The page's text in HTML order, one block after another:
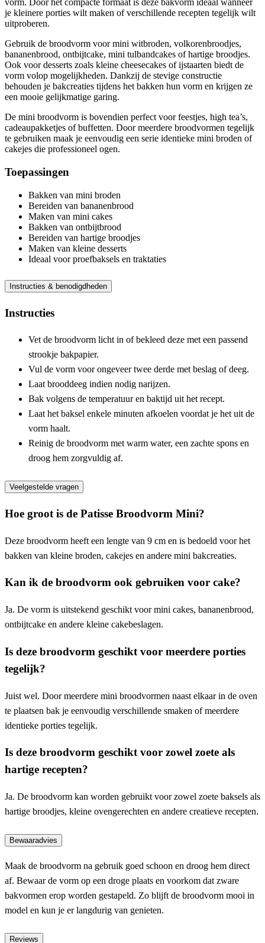
vorm. Door het compacte formaat is deze bakvorm ideaal wanneer
je kleinere porties wilt maken of verschillende recepten tegelijk wilt
uitproberen.
Gebruik de broodvorm voor mini witbroden, volkorenbroodjes,
bananenbrood, ontbijtcake, mini tulbandcakes of hartige broodjes.
Ook voor desserts zoals kleine cheesecakes of ijstaarten biedt de
vorm volop mogelijkheden. Dankzij de stevige constructie
behouden je bakcreaties tijdens het bakken hun vorm en krijgen ze
een mooie gelijkmatige garing.
De mini broodvorm is bovendien perfect voor feestjes, high tea’s,
cadeaupakketjes of buffetten. Door meerdere broodvormen tegelijk
te gebruiken maak je eenvoudig een serie identieke mini broden of
cakejes die professioneel ogen.
Toepassingen
Bakken van mini broden
Bereiden van bananenbrood
Maken van mini cakes
Bakken van ontbijtbrood
Bereiden van hartige broodjes
Maken van kleine desserts
Ideaal voor proefbaksels en traktaties
Instructies & benodigdheden
Instructies
Vet de broodvorm licht in of bekleed deze met een passend
strookje bakpapier.
Vul de vorm voor ongeveer twee derde met beslag of deeg.
Laat brooddeeg indien nodig narijzen.
Bak volgens de temperatuur en baktijd uit het recept.
Laat het baksel enkele minuten afkoelen voordat je het uit de
vorm haalt.
Reinig de broodvorm met warm water, een zachte spons en
droog hem zorgvuldig af.
Veelgestelde vragen
Hoe groot is de Patisse Broodvorm Mini?
Deze broodvorm heeft een lengte van 9 cm en is bedoeld voor het
bakken van kleine broden, cakejes en andere mini bakcreaties.
Kan ik de broodvorm ook gebruiken voor cake?
Ja. De vorm is uitstekend geschikt voor mini cakes, bananenbrood,
ontbijtcake en andere kleine cakebeslagen.
Is deze broodvorm geschikt voor meerdere porties
tegelijk?
Juist wel. Door meerdere mini broodvormen naast elkaar in de oven
te plaatsen bak je eenvoudig verschillende smaken of meerdere
identieke porties tegelijk.
Is deze broodvorm geschikt voor zowel zoete als
hartige recepten?
Ja. De broodvorm kan worden gebruikt voor zowel zoete baksels als
hartige broodjes, kleine ovengerechten en andere creatieve recepten.
Bewaaradvies
Maak de broodvorm na gebruik goed schoon en droog hem direct
af. Bewaar de vorm op een droge plaats en voorkom dat zware
bakvormen erop worden gestapeld. Zo blijft de broodvorm mooi in
model en kun je er langdurig van genieten.
Reviews